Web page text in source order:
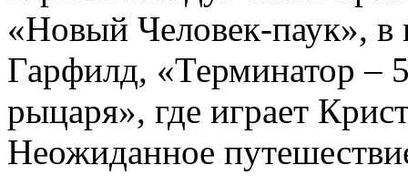
«Новый Человек-паук»,
Гарфилд, «Терминатор –
рыцаря», где играет
Неожиданное